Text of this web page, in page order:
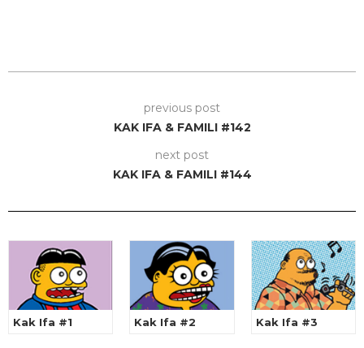
previous post
KAK IFA & FAMILI #142
next post
KAK IFA & FAMILI #144
Kak Ifa #1 Kak Ifa #2 Kak Ifa #3